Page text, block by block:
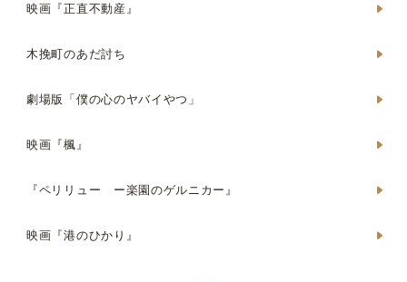
映画『正直不動産』
木挽町のあだ討ち
劇場版「僕の心のヤバイやつ」
映画『楓』
『ペリリュー ー楽園のゲルニカー』
映画『港のひかり』